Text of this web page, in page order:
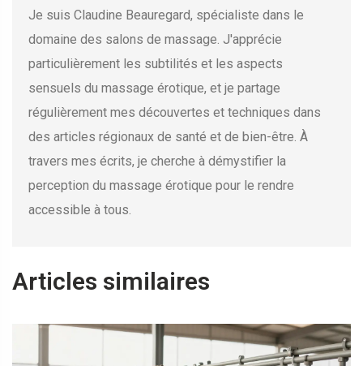
Je suis Claudine Beauregard, spécialiste dans le
domaine des salons de massage. J'apprécie
particulièrement les subtilités et les aspects
sensuels du massage érotique, et je partage
régulièrement mes découvertes et techniques dans
des articles régionaux de santé et de bien-être. À
travers mes écrits, je cherche à démystifier la
perception du massage érotique pour le rendre
accessible à tous.
Articles similaires